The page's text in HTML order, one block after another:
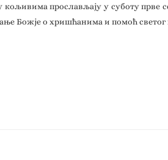
кољивима прослављају у суботу прве
Божје о хришћанима и помоћ